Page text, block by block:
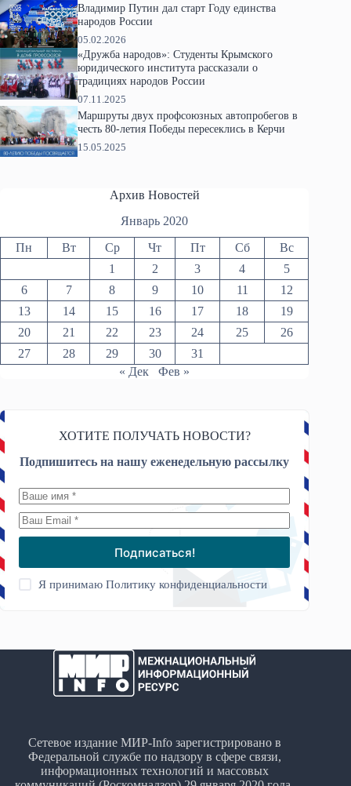
Владимир Путин дал старт Году единства
народов России
05.02.2026
«Дружба народов»: Студенты Крымского
юридического института рассказали о
традициях народов России
07.11.2025
Маршруты двух профсоюзных автопробегов в
честь 80-летия Победы пересеклись в Керчи
15.05.2025
Архив Новостей
Январь 2020
Пн Вт Ср Чт Пт Сб
Вс
1
2 3 4
5
6
7 8 9 10 11
12
13
14 15 16 17 18
19
20
21 22 23 24 25
26
27
28 29 30
31
« Дек
Фев »
ХОТИТЕ ПОЛУЧАТЬ НОВОСТИ?
Подпишитесь на нашу еженедельную рассылку
Подписаться!
Я принимаюПолитику конфиденциальности
Сетевое издание МИР-Info зарегистрировано в
Федеральной службе по надзору в сфере связи,
информационных технологий и массовых